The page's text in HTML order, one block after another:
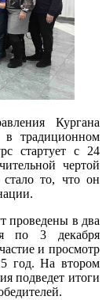
Кургана
традиционном
стартует с 24
чертой
то, что он
проведены в два
по 3 декабря
и просмотр
год. На втором
подведет итоги